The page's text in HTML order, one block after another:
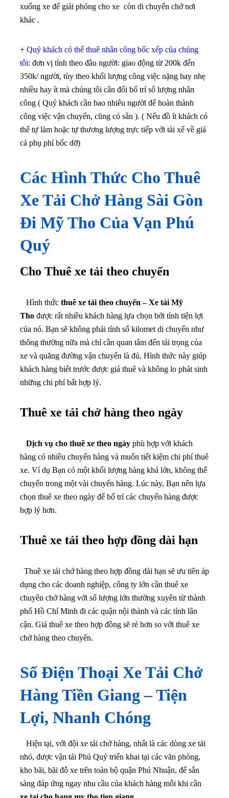
xuống xe để giải phóng cho xe còn di chuyển chở nơi
khác .
+ Quý khách có thể thuê nhân công bốc xếp của chúng
tôi: đơn vị tính theo đầu người: giao động từ 200k đến
350k/ người, tùy theo khối lượng công việc nặng hay nhẹ
nhiều hay ít mà chúng tôi cân đối bố trí số lượng nhân
công ( Quý khách cần bao nhiêu người để hoàn thành
công việc vận chuyển, cũng có sẵn ). ( Nếu đồ ít khách có
thể tự làm hoặc tự thương lượng trực tiếp với tài xế về giá
cả phụ phí bốc dỡ)
Các Hình Thức Cho Thuê
Xe Tải Chở Hàng Sài Gòn
Đi Mỹ Tho Của Vạn Phú
Quý
Cho Thuê xe tải theo chuyến
Hình thức thuê xe tải theo chuyến – Xe tải Mỹ
Tho được rất nhiều khách hàng lựa chọn bởi tính tiện lợi
của nó. Bạn sẽ không phải tính số kilomet di chuyển như
thông thường nữa mà chỉ cần quan tâm đến tải trọng của
xe và quãng đường vận chuyển là đủ. Hình thức này giúp
khách hàng biết trước được giá thuê và không lo phát sinh
những chi phí bất hợp lý.
Thuê xe tải chở hàng theo ngày
Dịch vụ cho thuê xe theo ngày phù hợp với khách
hàng có nhiều chuyến hàng và muốn tiết kiệm chi phí thuê
xe. Ví dụ Bạn có một khối lượng hàng khá lớn, không thể
chuyển trong một vài chuyến hàng. Lúc này, Bạn nên lựa
chọn thuê xe theo ngày để bố trí các chuyến hàng được
hợp lý hơn.
Thuê xe tải theo hợp đồng dài hạn
Thuê xe tải chở hàng theo hợp đồng dài hạn sẽ ưu tiên áp
dụng cho các doanh nghiệp, công ty lớn cần thuê xe
chuyên chở hàng với số lượng lớn thường xuyên từ thành
phố Hồ Chí Minh đi các quận nội thành và các tỉnh lân
cận. Giá thuê xe theo hợp đồng sẽ rẻ hơn so với thuê xe
chở hàng theo chuyến.
Số Điện Thoại Xe Tải Chở
Hàng Tiền Giang – Tiện
Lợi, Nhanh Chóng
Hiện tại, với đội xe tải chở hàng, nhất là các dòng xe tải
nhỏ, được vận tải Phú Quý triển khai tại các văn phòng,
kho bãi, bãi đỗ xe trên toàn bộ quận Phú Nhuận, để sẵn
sàng đáp ứng ngay nhu cầu của khách hàng mỗi khi cần